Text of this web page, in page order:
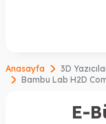
Anasayfa 3D
Bambu Lab H2D
E-